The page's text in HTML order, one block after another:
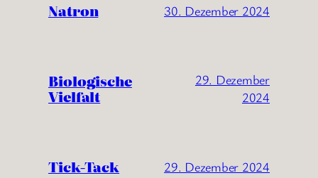
Natron 30. Dezember 2024
Biologische
Vielfalt
29. Dezember
2024
Tick-Tack 29. Dezember 2024